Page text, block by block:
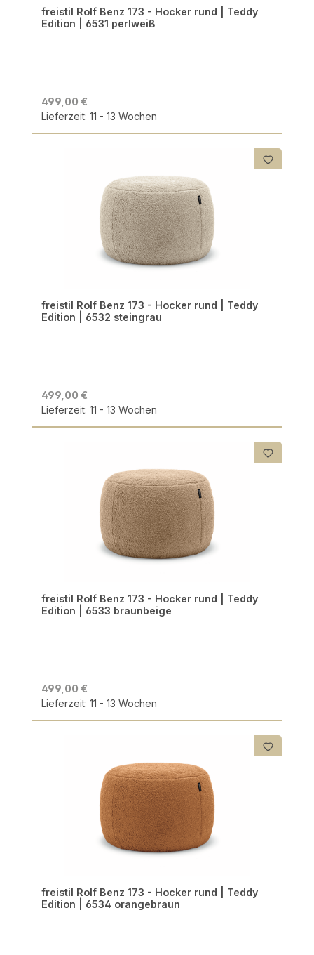
freistil Rolf Benz 173 - Hocker rund | Teddy
Edition | 6531 perlweiß
499,00 €
Lieferzeit: 11 - 13 Wochen
freistil Rolf Benz 173 - Hocker rund | Teddy
Edition | 6532 steingrau
499,00 €
Lieferzeit: 11 - 13 Wochen
freistil Rolf Benz 173 - Hocker rund | Teddy
Edition | 6533 braunbeige
499,00 €
Lieferzeit: 11 - 13 Wochen
freistil Rolf Benz 173 - Hocker rund | Teddy
Edition | 6534 orangebraun